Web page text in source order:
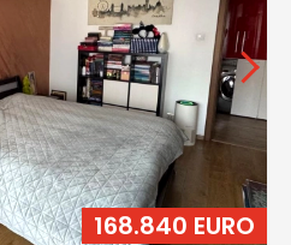
168.840 EURO